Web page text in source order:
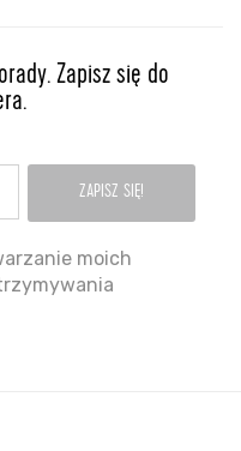
Zapisz się do
moich